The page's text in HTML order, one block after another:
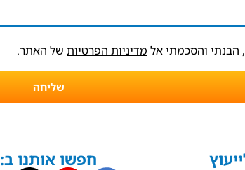
והסכמתי אל מדיניות הפרטיות של האתר.
שליחה
חפשו אותנו ב: